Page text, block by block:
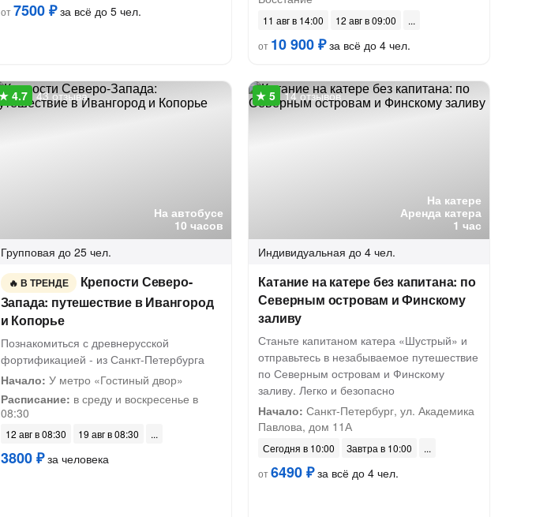
от7500 ₽за всё до 5 чел.
11 авг в 14:00
12 авг в 09:00
от 10 900 ₽за всё до 4 чел.
На автобусе
10 часов
43 отзыва
Групповая до 25 чел.
В ТРЕНДЕ
Крепости Северо-
Запада: путешествие в Ивангород
и Копорье
Познакомиться с древнерусской
фортификацией - из Санкт-Петербурга
Начало: У метро «Гостиный двор»
Расписание: в среду и воскресенье в
08:30
12 авг в 08:30 19 авг в 08:30
3800 ₽за человека
На катере
Аренда катера
1 час
14 отзывов
Индивидуальная до 4 чел.
Катание на катере без капитана: по
Северным островам и Финскому
заливу
Станьте капитаном катера «Шустрый» и
отправьтесь в незабываемое путешествие
по Северным островам и Финскому
заливу. Легко и безопасно
Начало: Санкт-Петербург, ул. Академика
Павлова, дом 11А
Сегодня в 10:00
Завтра в 10:00
от6490 ₽за всё до 4 чел.